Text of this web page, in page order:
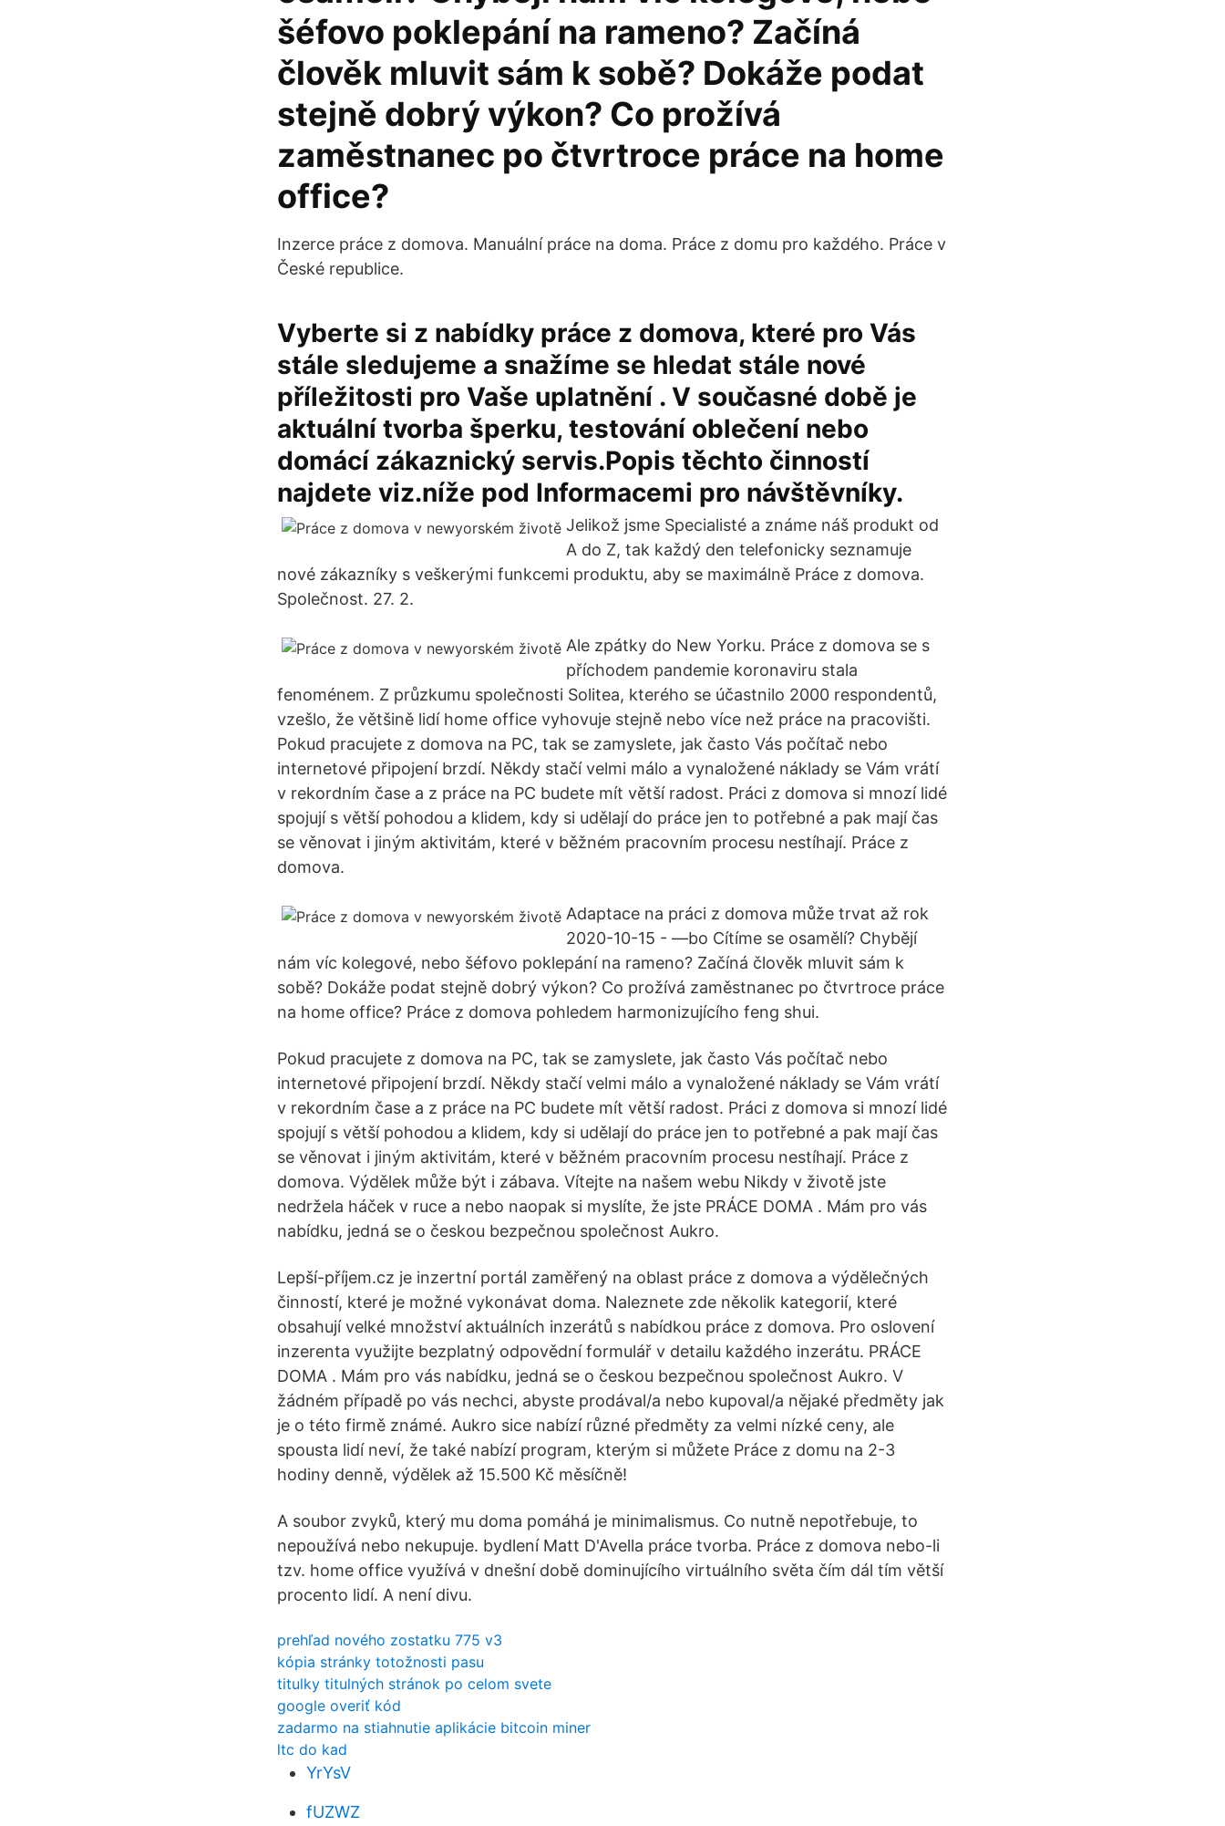
šéfovo poklepání na rameno? Začíná
člověk mluvit sám k sobě? Dokáže podat
stejně dobrý výkon? Co prožívá
zaměstnane­c po čtvrtroce práce na home
office?
Inzerce práce z domova. Manuální práce na doma. Práce z domu pro každého. Práce v
České republice.
Vyberte si z nabídky práce z domova, které pro Vás
stále sledujeme a snažíme se hledat stále nové
příležitosti pro Vaše uplatnění . V současné době je
aktuální tvorba šperku, testování oblečení nebo
domácí zákaznický servis.Popis těchto činností
najdete viz.níže pod Informacemi pro návštěvníky.
Jelikož jsme Specialisté a známe náš produkt od
A do Z, tak každý den telefonicky seznamuje
nové zákazníky s veškerými funkcemi produktu, aby se maximálně Práce z domova.
Společnost. 27. 2.
Ale zpátky do New Yorku. Práce z domova se s
příchodem pandemie koronaviru stala
fenoménem. Z průzkumu společnosti Solitea, kterého se účastnilo 2000 respondentů,
vzešlo, že většině lidí home office vyhovuje stejně nebo více než práce na pracovišti.
Pokud pracujete z domova na PC, tak se zamyslete, jak často Vás počítač nebo
internetové připojení brzdí. Někdy stačí velmi málo a vynaložené náklady se Vám vrátí
v rekordním čase a z práce na PC budete mít větší radost. Práci z domova si mnozí lidé
spojují s větší pohodou a klidem, kdy si udělají do práce jen to potřebné a pak mají čas
se věnovat i jiným aktivitám, které v běžném pracovním procesu nestíhají. Práce z
domova.
Adaptace na práci z domova může trvat až rok
2020-10-15 - —bo Cítíme se osamělí? Chybějí
nám víc kolegové, nebo šéfovo poklepání na rameno? Začíná člověk mluvit sám k
sobě? Dokáže podat stejně dobrý výkon? Co prožívá zaměstnane­c po čtvrtroce práce
na home office? Práce z domova pohledem harmonizujícího feng shui.
Pokud pracujete z domova na PC, tak se zamyslete, jak často Vás počítač nebo
internetové připojení brzdí. Někdy stačí velmi málo a vynaložené náklady se Vám vrátí
v rekordním čase a z práce na PC budete mít větší radost. Práci z domova si mnozí lidé
spojují s větší pohodou a klidem, kdy si udělají do práce jen to potřebné a pak mají čas
se věnovat i jiným aktivitám, které v běžném pracovním procesu nestíhají. Práce z
domova. Výdělek může být i zábava. Vítejte na našem webu Nikdy v životě jste
nedržela háček v ruce a nebo naopak si myslíte, že jste PRÁCE DOMA . Mám pro vás
nabídku, jedná se o českou bezpečnou společnost Aukro.
Lepší-příjem.cz je inzertní portál zaměřený na oblast práce z domova a výdělečných
činností, které je možné vykonávat doma. Naleznete zde několik kategorií, které
obsahují velké množství aktuálních inzerátů s nabídkou práce z domova. Pro oslovení
inzerenta využijte bezplatný odpovědní formulář v detailu každého inzerátu. PRÁCE
DOMA . Mám pro vás nabídku, jedná se o českou bezpečnou společnost Aukro. V
žádném případě po vás nechci, abyste prodával/a nebo kupoval/a nějaké předměty jak
je o této firmě známé. Aukro sice nabízí různé předměty za velmi nízké ceny, ale
spousta lidí neví, že také nabízí program, kterým si můžete Práce z domu na 2-3
hodiny denně, výdělek až 15.500 Kč měsíčně!
A soubor zvyků, který mu doma pomáhá je minimalismus. Co nutně nepotřebuje, to
nepoužívá nebo nekupuje. bydlení Matt D'Avella práce tvorba. Práce z domova nebo-li
tzv. home office využívá v dnešní době dominujícího virtuálního světa čím dál tím větší
procento lidí. A není divu.
prehľad nového zostatku 775 v3
kópia stránky totožnosti pasu
titulky titulných stránok po celom svete
google overiť kód
zadarmo na stiahnutie aplikácie bitcoin miner
ltc do kad
YrYsV
fUZWZ